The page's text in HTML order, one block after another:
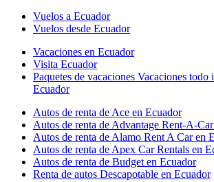
Vuelos a Ecuador
Vuelos desde Ecuador
Vacaciones en Ecuador
Visita Ecuador
Paquetes de vacaciones Vacaciones
Ecuador
Autos de renta de Ace en Ecuador
Autos de renta de Advantage Rent-A-
Autos de renta de Alamo Rent A Car en
Autos de renta de Apex Car Rentals en
Autos de renta de Budget en Ecuador
Renta de autos Descapotable en Ecuador